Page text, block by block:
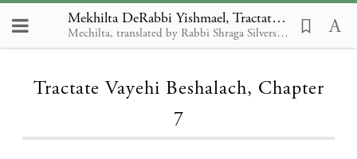
Mekhilta DeRabbi Yishmael, Tractate Vayehi Beshalach 7
Mechilta, translated by Rabbi Shraga Silverstein
Loading...
Tractate Vayehi Beshalach, Chapter
7